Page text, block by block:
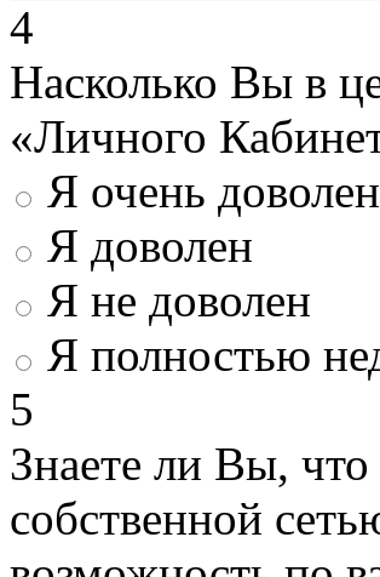
4
Насколько Вы в
«Личного
Я очень доволен
Я доволен
Я не доволен
Я полностью
5
Знаете ли Вы,
собственной